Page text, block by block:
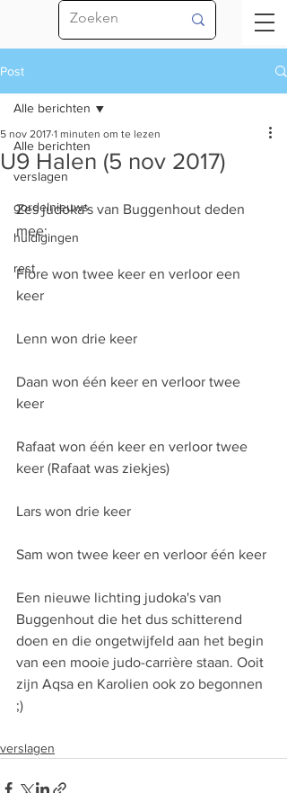
Post
Alle berichten
verslagen
gordelnieuws
huldigingen
rest
Alle berichten
U9 Halen (5 nov 2017)
5 nov 2017 1 minuten om te lezen
Zes judoka's van Buggenhout deden
mee:
Flore won twee keer en verloor een
keer
Lenn won drie keer
Daan won één keer en verloor twee
keer
Rafaat won één keer en verloor twee
keer (Rafaat was ziekjes)
Lars won drie keer
Sam won twee keer en verloor één keer
Een nieuwe lichting judoka's van
Buggenhout die het dus schitterend
doen en die ongetwijfeld aan het begin
van een mooie judo-carrière staan. Ooit
zijn Aqsa en Karolien ook zo begonnen
;)
verslagen